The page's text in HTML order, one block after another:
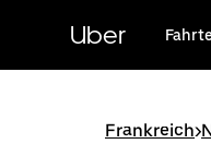
HauptinhaltUber
Frankreich>